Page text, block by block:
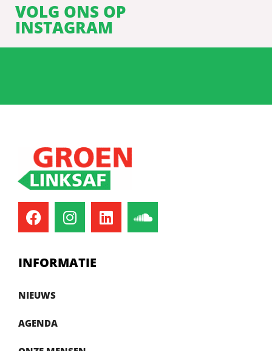
VOLG ONS OP
INSTAGRAM
INFORMATIE
NIEUWS
AGENDA